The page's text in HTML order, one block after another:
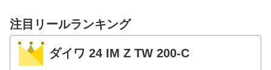
注目リールランキング
ダイワ 24 IM Z TW 200-C